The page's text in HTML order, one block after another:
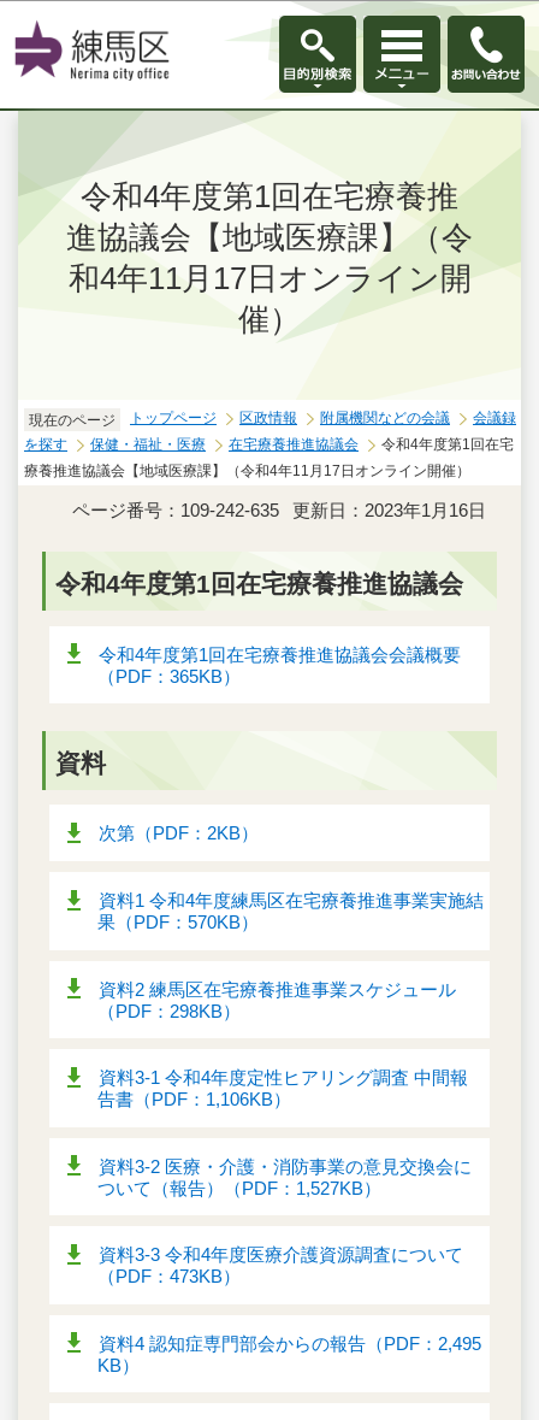
このページの本文へ移動
令和4年度第1回在宅療養推
進協議会【地域医療課】（令
和4年11月17日オンライン開
催）
現在のページ トップページ 区政情報 附属機関などの会議
会議録
を探す
保健・福祉・医療 在宅療養推進協議会
令和4年度第1回在宅
療養推進協議会【地域医療課】（令和4年11月17日オンライン開催）
ページ番号：109-242-635 更新日：2023年1月16日
令和4年度第1回在宅療養推進協議会
令和4年度第1回在宅療養推進協議会会議概要
（PDF：365KB）
資料
次第（PDF：2KB）
資料1 令和4年度練馬区在宅療養推進事業実施結
果（PDF：570KB）
資料2 練馬区在宅療養推進事業スケジュール
（PDF：298KB）
資料3-1 令和4年度定性ヒアリング調査 中間報
告書（PDF：1,106KB）
資料3-2 医療・介護・消防事業の意見交換会に
ついて（報告）（PDF：1,527KB）
資料3-3 令和4年度医療介護資源調査について
（PDF：473KB）
資料4 認知症専門部会からの報告（PDF：2,495
KB）